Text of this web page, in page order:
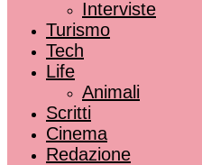
Interviste
Turismo
Tech
Life
Animali
Scritti
Cinema
Redazione